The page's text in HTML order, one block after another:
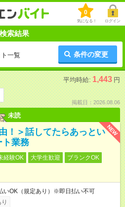
0
気になる！ ログイン
検索結果
一覧 条件の変更
平均時給: 1,443 円
掲載日：2026.08.06
未読
NEW
！＞話してたらあっとい
ト業務
経験OK 大学生歓迎
ブランクOK
OK（規定あり）※即日払い不可